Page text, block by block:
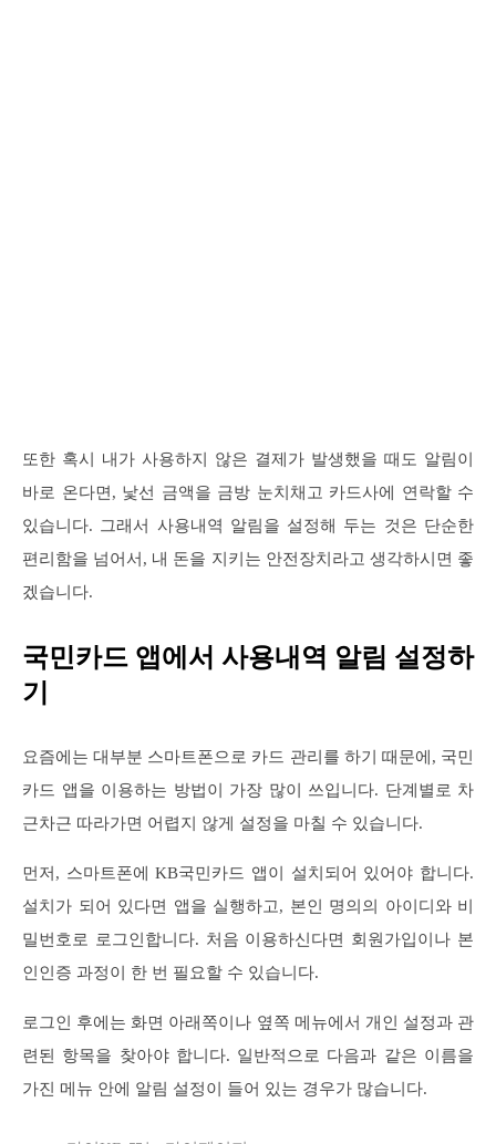
또한 혹시 내가 사용하지 않은 결제가 발생했을 때도 알림이
바로 온다면, 낯선 금액을 금방 눈치채고 카드사에 연락할 수
있습니다. 그래서 사용내역 알림을 설정해 두는 것은 단순한
편리함을 넘어서, 내 돈을 지키는 안전장치라고 생각하시면 좋
겠습니다.
국민카드 앱에서 사용내역 알림 설정하
기
요즘에는 대부분 스마트폰으로 카드 관리를 하기 때문에, 국민
카드 앱을 이용하는 방법이 가장 많이 쓰입니다. 단계별로 차
근차근 따라가면 어렵지 않게 설정을 마칠 수 있습니다.
먼저, 스마트폰에 KB국민카드 앱이 설치되어 있어야 합니다.
설치가 되어 있다면 앱을 실행하고, 본인 명의의 아이디와 비
밀번호로 로그인합니다. 처음 이용하신다면 회원가입이나 본
인인증 과정이 한 번 필요할 수 있습니다.
로그인 후에는 화면 아래쪽이나 옆쪽 메뉴에서 개인 설정과 관
련된 항목을 찾아야 합니다. 일반적으로 다음과 같은 이름을
가진 메뉴 안에 알림 설정이 들어 있는 경우가 많습니다.